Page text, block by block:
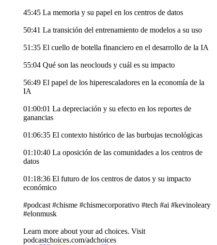
45:45 La memoria y su papel en los centros de datos
50:41 La transición del entrenamiento de modelos a su uso
51:35 El cuello de botella financiero en el desarrollo de la IA
55:04 Qué son las neoclouds y cuál es su impacto
56:49 El papel de los hiperescaladores en la economía de la
IA
01:00:01 La depreciación y su efecto en los reportes de
ganancias
01:06:35 El contexto histórico de las burbujas tecnológicas
01:10:40 La oposición de las comunidades a los centros de
datos
01:18:36 El futuro de los centros de datos y su impacto
económico
#podcast #chisme #chismecorporativo #tech #ai #kevinoleary
#elonmusk
Learn more about your ad choices. Visit
podcastchoices.com/adchoices